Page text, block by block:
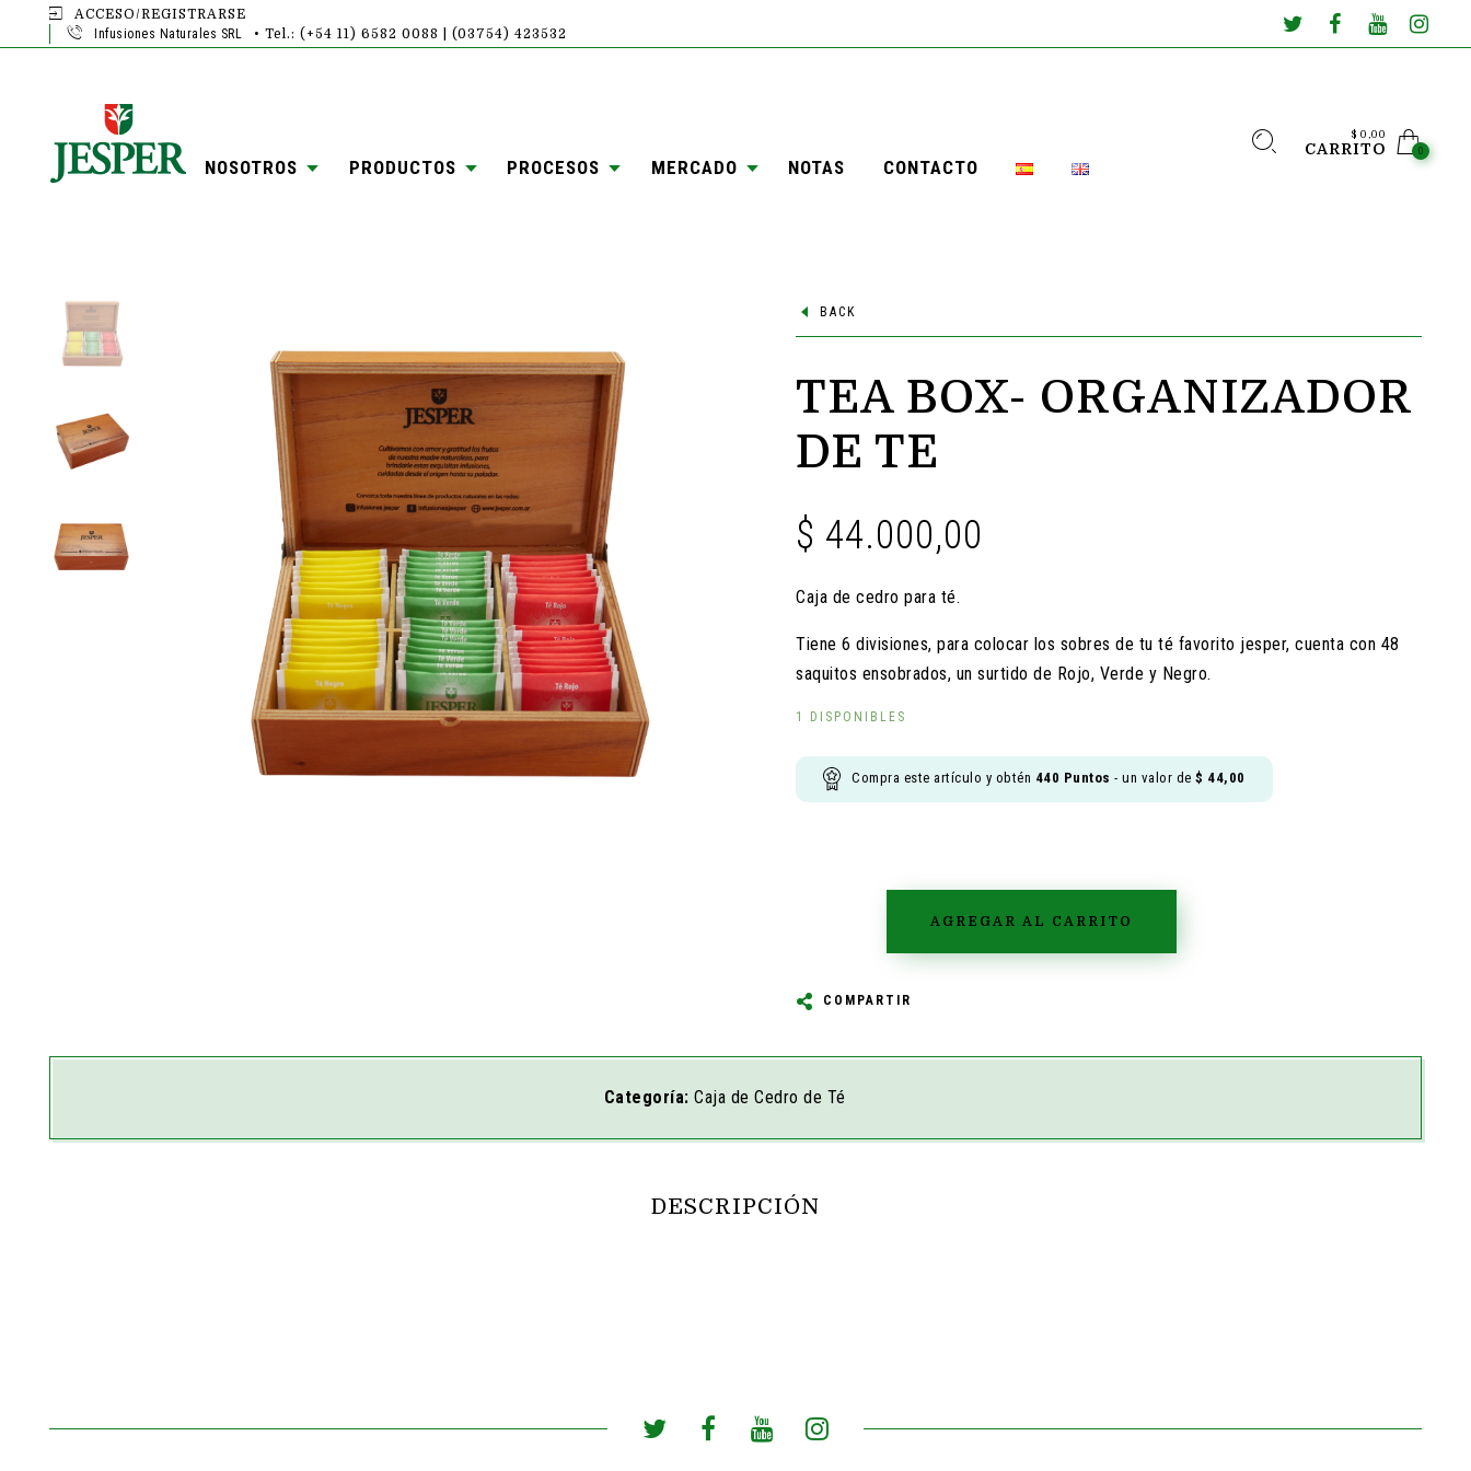
ACCESO/REGISTRARSE
Infusiones Naturales SRL
• Tel.: (+54 11) 6582 0088 | (03754) 423532
NOSOTROS PRODUCTOS PROCESOS MERCADO NOTAS CONTACTO
$ 0,00
CARRITO 0
BACK
TEA BOX- ORGANIZADOR
DE TE
$ 44.000,00
Caja de cedro para té.
Tiene 6 divisiones, para colocar los sobres de tu té favorito jesper, cuenta con 48
saquitos ensobrados, un surtido de Rojo, Verde y Negro.
1 DISPONIBLES
Compra este artículo y obtén 440 Puntos - un valor de $ 44,00
AGREGAR AL CARRITO
COMPARTIR
Categoría: Caja de Cedro de Té
DESCRIPCIÓN